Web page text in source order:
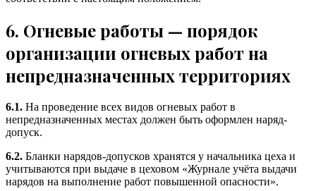
6. Огневые работы — порядок
организации огневых работ на
непредназначенных территориях
6.1. На проведение всех видов огневых работ в
непредназначенных местах должен быть оформлен наряд-
допуск.
6.2. Бланки нарядов-допусков хранятся у начальника цеха и
учитываются при выдаче в цеховом «Журнале учёта выдачи
нарядов на выполнение работ повышенной опасности».